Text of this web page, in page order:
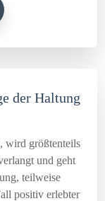
der Haltung
wird größtenteils
und geht
teilweise
positiv erlebter